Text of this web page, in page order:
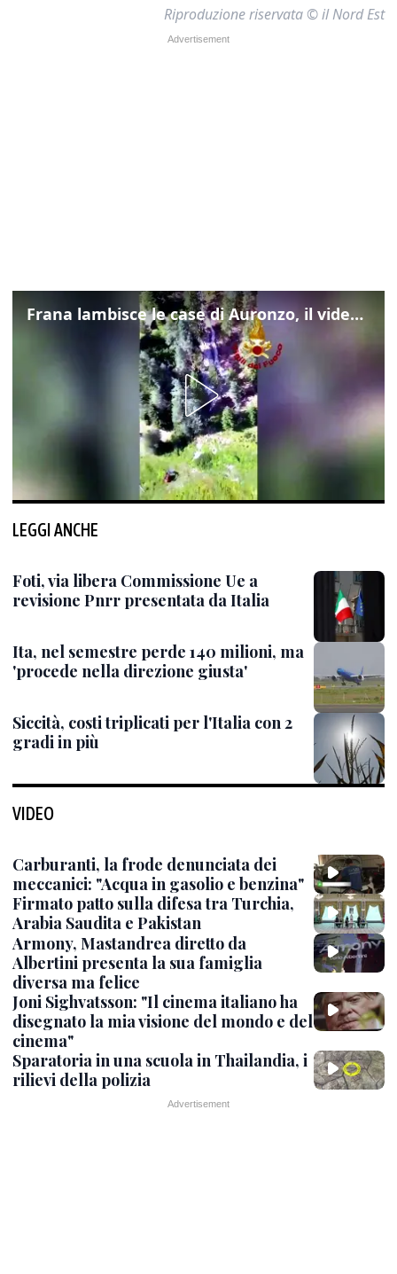
Riproduzione riservata © il Nord Est
Frana lambisce le case di Auronzo, il video dall'elicottero dei vigili del fuoco
LEGGI ANCHE
Foti, via libera Commissione Ue a
revisione Pnrr presentata da Italia
Ita, nel semestre perde 140 milioni, ma
'procede nella direzione giusta'
Siccità, costi triplicati per l'Italia con 2
gradi in più
VIDEO
Carburanti, la frode denunciata dei
meccanici: "Acqua in gasolio e benzina"
Firmato patto sulla difesa tra Turchia,
Arabia Saudita e Pakistan
Armony, Mastandrea diretto da
Albertini presenta la sua famiglia
diversa ma felice
Joni Sighvatsson: "Il cinema italiano ha
disegnato la mia visione del mondo e del
cinema"
Sparatoria in una scuola in Thailandia, i
rilievi della polizia